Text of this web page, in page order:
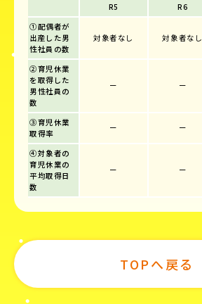
R5
R6
①配偶者が
出産した男
性社員の数
対象者なし 対象者なし
②育児休業
を取得した
男性社員の
数
ー ー
③育児休業
取得率
ー ー
④対象者の
育児休業の
平均取得日
数
ー ー
TOPへ戻る